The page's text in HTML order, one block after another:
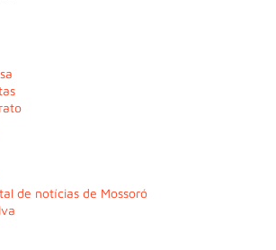
de notícias de Mossoró